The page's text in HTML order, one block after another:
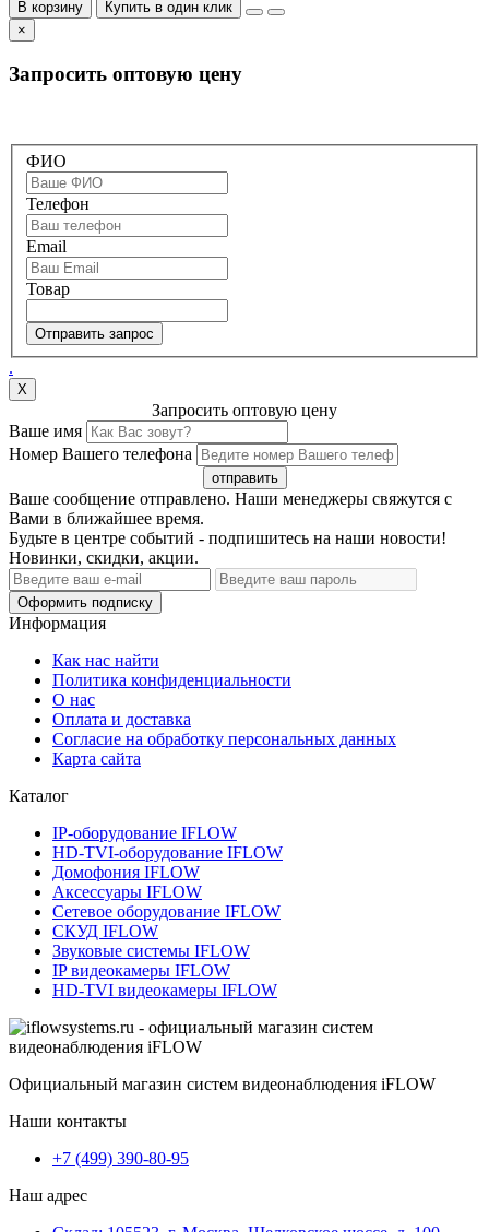
В корзину
Купить в один клик
×
Запросить оптовую цену
ФИО
Телефон
Email
Товар
Отправить запрос
.
Х
Запросить оптовую цену
Ваше имя
Номер Вашего телефона
отправить
Ваше сообщение отправлено. Наши менеджеры свяжутся с
Вами в ближайшее время.
Будьте в центре событий - подпишитесь на наши новости!
Новинки, скидки, акции.
Оформить подписку
Информация
Как нас найти
Политика конфиденциальности
О нас
Оплата и доставка
Согласие на обработку персональных данных
Карта сайта
Каталог
IP-оборудование IFLOW
HD-TVI-оборудование IFLOW
Домофония IFLOW
Аксессуары IFLOW
Сетевое оборудование IFLOW
СКУД IFLOW
Звуковые системы IFLOW
IP видеокамеры IFLOW
HD-TVI видеокамеры IFLOW
Официальный магазин систем видеонаблюдения iFLOW
Наши контакты
+7 (499) 390-80-95
Наш адрес